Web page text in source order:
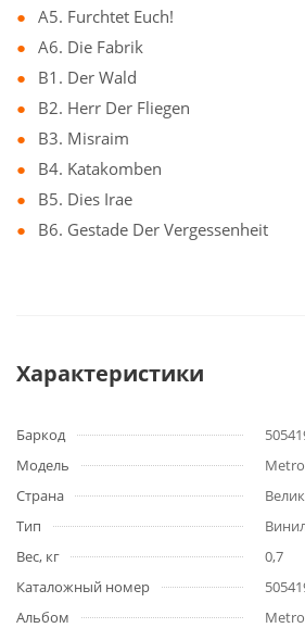
A5. Furchtet Euch!
A6. Die Fabrik
B1. Der Wald
B2. Herr Der Fliegen
B3. Misraim
B4. Katakomben
B5. Dies Irae
B6. Gestade Der Vergessenheit
Характеристики
Баркод
Модель
Страна
Тип
Вес, кг
0,7
Каталожный номер
Альбом